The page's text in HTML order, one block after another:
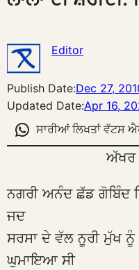
Editor
Publish Date:Dec 27,
Updated Date:Apr 16,
ਸਾਰੀਆਂ ਲਿਖਤਾਂ ਵੱਟਸ
ਅੱਖਰ
ਨਗਰੀ ਅਨੰਦ ਛੱਡ ਗੋਬਿੰਦ
ਜਦ
ਸਰਸਾ ਦੇ ਵੱਲ ਨੂਰੀ ਮੁੱਖ ਨੂੰ
ਘੁਮਾਇਆ ਸੀ